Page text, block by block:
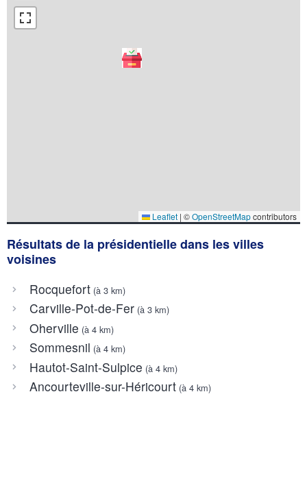
Leaflet | ©OpenStreetMapcontributors
Résultats de la présidentielle dans les villes
voisines
Rocquefort(à 3 km)
Carville-Pot-de-Fer(à 3 km)
Oherville (à 4 km)
Sommesnil (à 4 km)
Hautot-Saint-Sulpice (à 4 km)
Ancourteville-sur-Héricourt(à 4 km)